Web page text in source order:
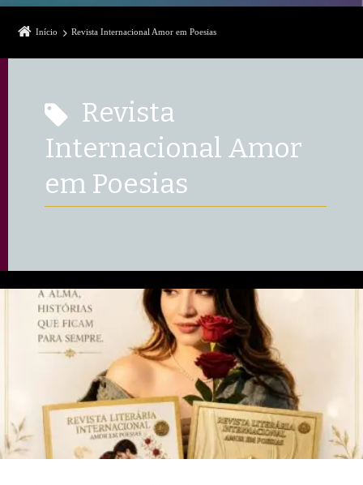
Início Revista Internacional Amor em Poesias
Revista
Internacional Amor
em Poesias